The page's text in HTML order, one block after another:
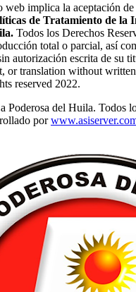
web implica la aceptación
de Tratamiento de la
Todos los Derechos
total o parcial, así
autorización escrita de su
or translation without
reserved 2022.
Poderosa del Huila. Todos
por